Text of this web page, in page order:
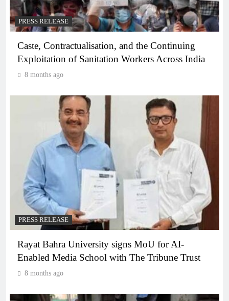
PRESS RELEASE
Caste, Contractualisation, and the Continuing
Exploitation of Sanitation Workers Across India
8 months ago
PRESS RELEASE
Rayat Bahra University signs MoU for AI-
Enabled Media School with The Tribune Trust
8 months ago